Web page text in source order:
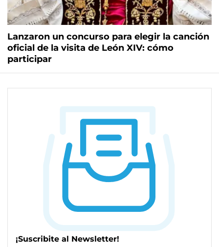
Lanzaron un concurso para elegir la canción
oficial de la visita de León XIV: cómo
participar
¡Suscribite al Newsletter!